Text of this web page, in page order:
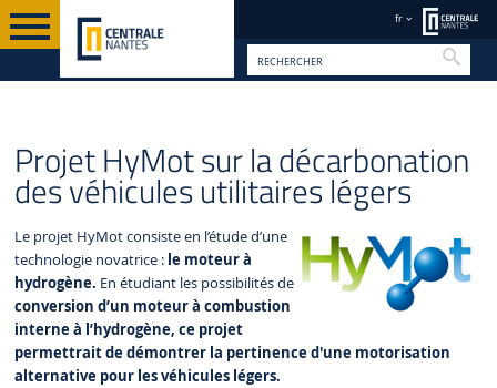
fr
Projet HyMot sur la décarbonation
des véhicules utilitaires légers
Le projet HyMot consiste en l’étude d’une
technologie novatrice : le moteur à
hydrogène. En étudiant les possibilités de
conversion d’un moteur à combustion
interne à l’hydrogène, ce projet
permettrait de démontrer la pertinence d'une motorisation
alternative pour les véhicules légers.